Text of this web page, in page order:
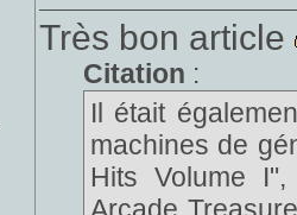
Très bon article
Citation :
Il était
machines de
Hits Volume